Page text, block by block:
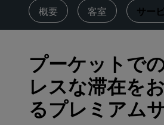
概要 客室 サー
プーケットで
レスな滞在を
るプレミアム